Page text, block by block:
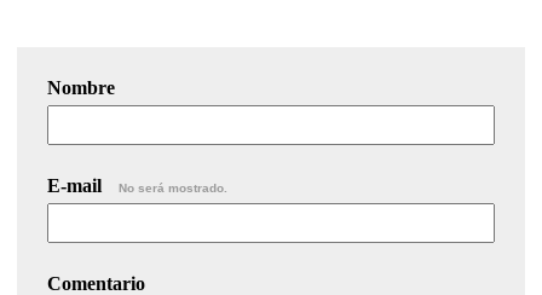
Nombre
E-mail No será mostrado.
Comentario